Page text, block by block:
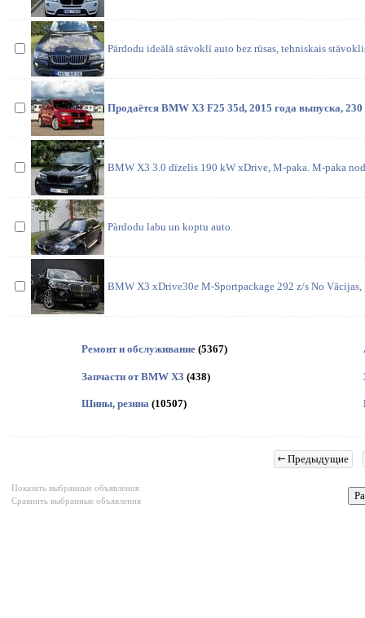
Pārdodu ideālā stāvoklī auto bez rūsas, tehniskais
Продаётся BMW X3 F25 35d, 2015 года выпуска,
BMW X3 3.0 dīzelis 190 kW xDrive, M-paka. M-paka
Pàrdodu labu un koptu auto.
BMW X3 xDrive30e M-Sportpackage 292 z/s No
Ремонт и обслуживание (5367)
Запчасти от BMW X3 (438)
Шины, резина (10507)
Предыдущие
Показать выбранные объявления
Сравнить выбранные объявления